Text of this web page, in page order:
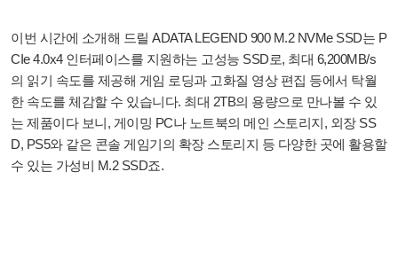
이번 시간에 소개해 드릴 ADATA LEGEND 900 M.2 NVMe SSD는 P
CIe 4.0x4 인터페이스를 지원하는 고성능 SSD로, 최대 6,200MB/s
의 읽기 속도를 제공해 게임 로딩과 고화질 영상 편집 등에서 탁월
한 속도를 체감할 수 있습니다. 최대 2TB의 용량으로 만나볼 수 있
는 제품이다 보니, 게이밍 PC나 노트북의 메인 스토리지, 외장 SS
D, PS5와 같은 콘솔 게임기의 확장 스토리지 등 다양한 곳에 활용할
수 있는 가성비 M.2 SSD죠.